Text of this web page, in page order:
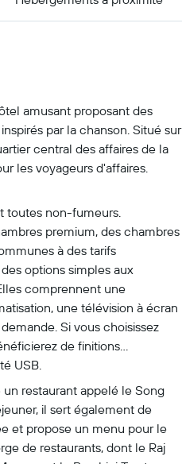
amusant proposant des
par la chanson. Situé sur
central des affaires de la
les voyageurs d'affaires.
toutes non-fumeurs.
premium, des chambres
à des tarifs
options simples aux
comprennent une
une télévision à écran
Si vous choisissez
de finitions
USB.
restaurant appelé le Song
il sert également de
et propose un menu pour le
de restaurants, dont le Raj